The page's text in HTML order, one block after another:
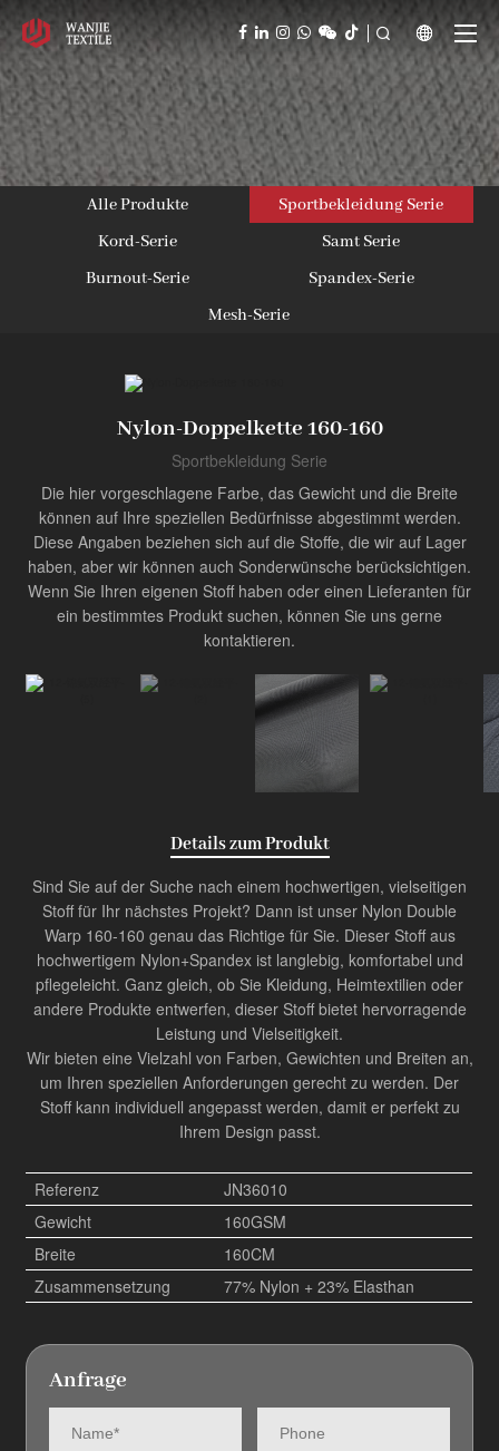
  
Produkt
Innovator der Industrie
Alle Produkte
Sportbekleidung Serie
Kord-Serie
Samt Serie
Burnout-Serie
Spandex-Serie
Mesh-Serie
Nylon-Doppelkette 160-160
Sportbekleidung Serie
Die hier vorgeschlagene Farbe, das Gewicht und die Breite
können auf Ihre speziellen Bedürfnisse abgestimmt werden.
Diese Angaben beziehen sich auf die Stoffe, die wir auf Lager
haben, aber wir können auch Sonderwünsche berücksichtigen.
Wenn Sie Ihren eigenen Stoff haben oder einen Lieferanten für
ein bestimmtes Produkt suchen, können Sie uns gerne
kontaktieren.
Details zum Produkt
Sind Sie auf der Suche nach einem hochwertigen, vielseitigen
Stoff für Ihr nächstes Projekt? Dann ist unser Nylon Double
Warp 160-160 genau das Richtige für Sie. Dieser Stoff aus
hochwertigem Nylon+Spandex ist langlebig, komfortabel und
pflegeleicht. Ganz gleich, ob Sie Kleidung, Heimtextilien oder
andere Produkte entwerfen, dieser Stoff bietet hervorragende
Leistung und Vielseitigkeit.
Wir bieten eine Vielzahl von Farben, Gewichten und Breiten an,
um Ihren speziellen Anforderungen gerecht zu werden. Der
Stoff kann individuell angepasst werden, damit er perfekt zu
Ihrem Design passt.
Referenz
JN36010
Gewicht
160GSM
Breite
160CM
Zusammensetzung
77% Nylon + 23% Elasthan
Anfrage